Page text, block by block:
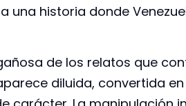
una historia donde
de los relatos que
diluida, convertida